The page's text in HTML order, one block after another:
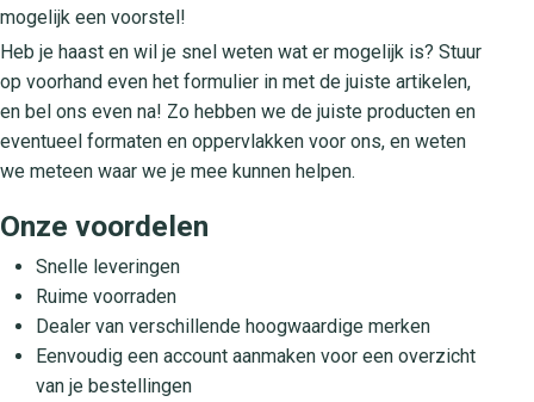
mogelijk een voorstel!
Heb je haast en wil je snel weten wat er mogelijk is? Stuur
op voorhand even het formulier in met de juiste artikelen,
en bel ons even na! Zo hebben we de juiste producten en
eventueel formaten en oppervlakken voor ons, en weten
we meteen waar we je mee kunnen helpen.
Onze voordelen
Snelle leveringen
Ruime voorraden
Dealer van verschillende hoogwaardige merken
Eenvoudig een account aanmaken voor een overzicht
van je bestellingen